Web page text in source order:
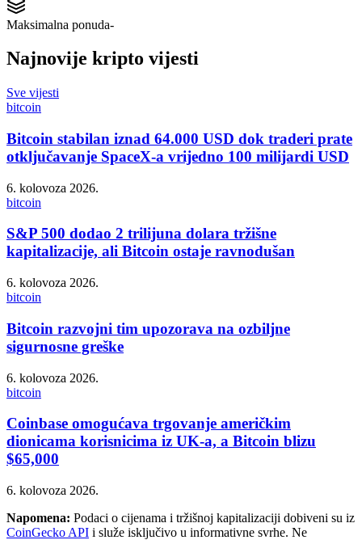
Maksimalna ponuda-
Najnovije kripto vijesti
Sve vijesti
bitcoin
Bitcoin stabilan iznad 64.000 USD dok traderi prate
otključavanje SpaceX-a vrijedno 100 milijardi USD
6. kolovoza 2026.
bitcoin
S&P 500 dodao 2 trilijuna dolara tržišne
kapitalizacije, ali Bitcoin ostaje ravnodušan
6. kolovoza 2026.
bitcoin
Bitcoin razvojni tim upozorava na ozbiljne
sigurnosne greške
6. kolovoza 2026.
bitcoin
Coinbase omogućava trgovanje američkim
dionicama korisnicima iz UK-a, a Bitcoin blizu
$65,000
6. kolovoza 2026.
Napomena: Podaci o cijenama i tržišnoj kapitalizaciji dobiveni su iz
CoinGecko API i služe isključivo u informativne svrhe. Ne